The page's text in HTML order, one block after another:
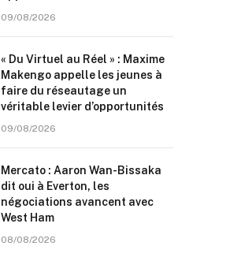
09/08/2026
« Du Virtuel au Réel » : Maxime
Makengo appelle les jeunes à
faire du réseautage un
véritable levier d’opportunités
09/08/2026
Mercato : Aaron Wan-Bissaka
dit oui à Everton, les
négociations avancent avec
West Ham
08/08/2026